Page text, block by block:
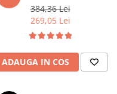
384,36 Lei
269,05 Lei
ADAUGA IN COS